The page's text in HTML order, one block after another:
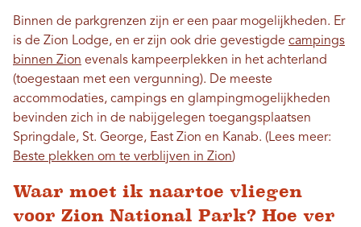
Binnen de parkgrenzen zijn er een paar mogelijkheden. Er
is de Zion Lodge, en er zijn ook drie gevestigde campings
binnen Zion evenals kampeerplekken in het achterland
(toegestaan ​​met een vergunning). De meeste
accommodaties, campings en glampingmogelijkheden
bevinden zich in de nabijgelegen toegangsplaatsen
Springdale, St. George, East Zion en Kanab. (Lees meer:
Beste plekken om te verblijven in Zion)
Waar moet ik naartoe vliegen
voor Zion National Park? Hoe ver